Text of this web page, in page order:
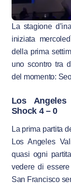
La stagione
iniziata
della prima
uno scontro tra
del momento:
Los
Shock 4 – 0
La prima partita
Los Angeles
quasi ogni
vedere di
San Francisco